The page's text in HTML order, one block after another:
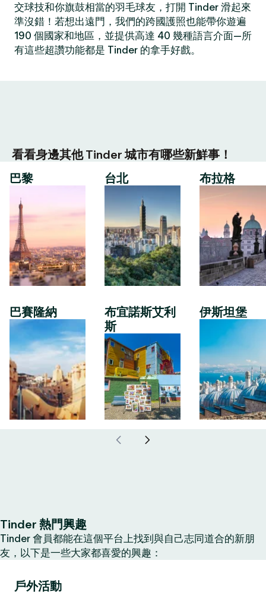
交球技和你旗鼓相當的羽毛球友，打開 Tinder 滑起來
準沒錯！若想出遠門，我們的跨國護照也能帶你遊遍
190 個國家和地區，並提供高達 40 幾種語言介面—所
有這些超讚功能都是 Tinder 的拿手好戲。
看看身邊其他 Tinder 城市有哪些新鮮事！
巴黎
巴賽隆納
台北
布宜諾斯艾利
斯
布拉格
伊斯坦堡
Tinder 熱門興趣
Tinder 會員都能在這個平台上找到與自己志同道合的新朋
友，以下是一些大家都喜愛的興趣：
戶外活動